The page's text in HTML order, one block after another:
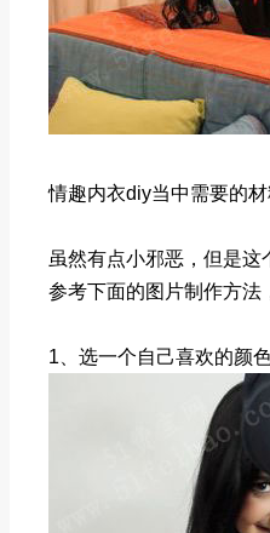
情趣内衣diy当中需要的
虽然有点小邪恶，但是
参考下面的图片制作方法
1、选一个自己喜欢的颜色